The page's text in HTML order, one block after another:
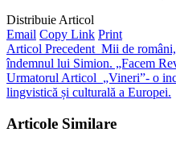
Distribuie Articol
Email Copy Link Print
Articol Precedent Mii de români,
îndemnul lui Simion. „Facem
Urmatorul Articol „Vineri”- o
lingvistică și culturală a Europei.
Articole Similare